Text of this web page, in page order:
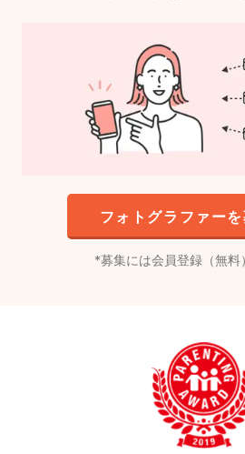
フォトグラファー
募集には会員登録（無料